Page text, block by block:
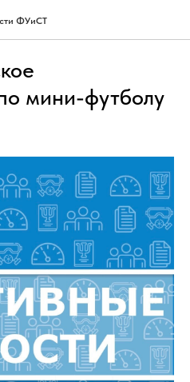
ФУиСТ
мини-футболу